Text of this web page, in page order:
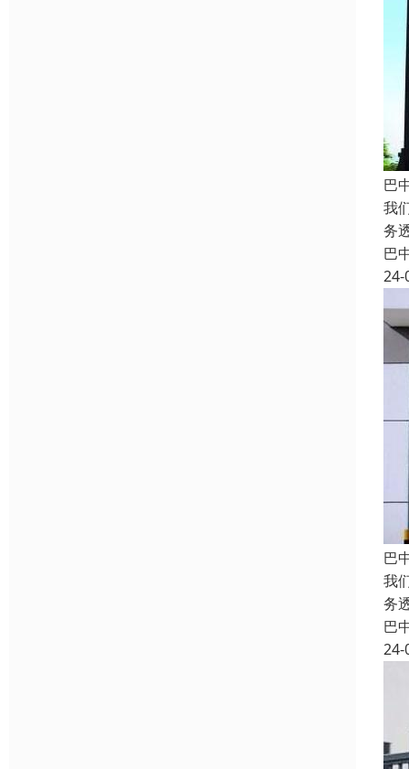
巴
我
务
巴
24-
巴
我
务
巴
24-